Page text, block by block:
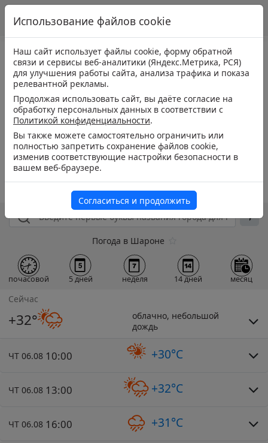
Погода в Шароне
почасовой 5 дней неделя 14 дней месяц
Сейчас
+32°
облачно, небольшой
дождь
ЧТ 06.08 10:00 +30°C
ЧТ 06.08 13:00 +32°C
ЧТ 06.08 16:00 +31°C
Использование файлов cookie
Наш сайт использует файлы cookie, форму обратной
связи и сервисы веб-аналитики (Яндекс.Метрика, РСЯ)
для улучшения работы сайта, анализа трафика и показа
релевантной рекламы.
Продолжая использовать сайт, вы даёте согласие на
обработку персональных данных в соответствии с
Политикой конфиденциальности.
Вы также можете самостоятельно ограничить или
полностью запретить сохранение файлов cookie,
изменив соответствующие настройки безопасности в
вашем веб-браузере.
Согласиться и продолжить